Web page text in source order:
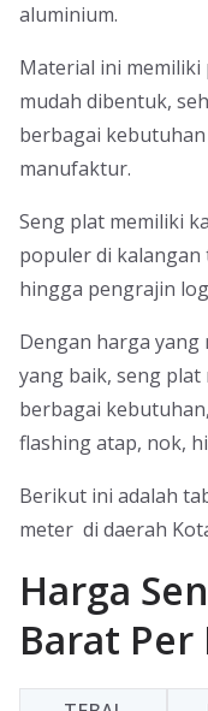
aluminium.
Material ini memiliki
mudah dibentuk,
berbagai
manufaktur.
Seng plat memiliki
populer di
hingga pengrajin
Dengan harga
yang baik, seng
berbagai
flashing atap, nok,
Berikut ini adalah
meter di daerah
Harga
Barat